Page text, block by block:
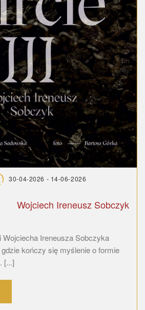
30-04-2026 - 14-06-2026
Wojciech Ireneusz Sobczyk
Ireneusza Sobczyka
kończy się myślenie o formie
[...]